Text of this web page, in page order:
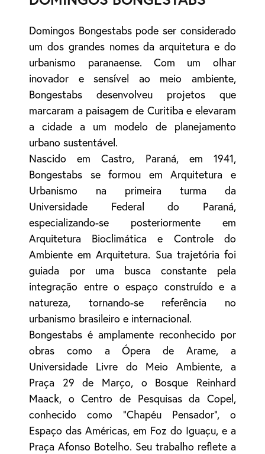
Domingos Bongestabs pode ser considerado
um dos grandes nomes da arquitetura e do
urbanismo paranaense. Com um olhar
inovador e sensível ao meio ambiente,
Bongestabs desenvolveu projetos que
marcaram a paisagem de Curitiba e elevaram
a cidade a um modelo de planejamento
urbano sustentável.
Nascido em Castro, Paraná, em 1941,
Bongestabs se formou em Arquitetura e
Urbanismo na primeira turma da
Universidade Federal do Paraná,
especializando-se posteriormente em
Arquitetura Bioclimática e Controle do
Ambiente em Arquitetura. Sua trajetória foi
guiada por uma busca constante pela
integração entre o espaço construído e a
natureza, tornando-se referência no
urbanismo brasileiro e internacional.
Bongestabs é amplamente reconhecido por
obras como a Ópera de Arame, a
Universidade Livre do Meio Ambiente, a
Praça 29 de Março, o Bosque Reinhard
Maack, o Centro de Pesquisas da Copel,
conhecido como "Chapéu Pensador", o
Espaço das Américas, em Foz do Iguaçu, e a
Praça Afonso Botelho. Seu trabalho reflete a